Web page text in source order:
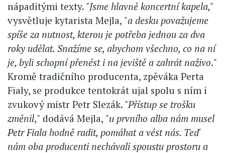
nápaditými texty. "Jsme hlavně koncertní kapela,"
vysvětluje kytarista Mejla, "a desku považujeme
spíše za nutnost, kterou je potřeba jednou za dva
roky udělat. Snažíme se, abychom všechno, co na ní
je, byli schopní přenést i na jeviště a zahrát naživo."
Kromě tradičního producenta, zpěváka Perta
Fialy, se produkce tentokrát ujal spolu s ním i
zvukový mistr Petr Slezák. "Přístup se trošku
změnil," dodává Mejla, "u prvního alba nám musel
Petr Fiala hodně radit, pomáhat a vést nás. Teď
nám oba producenti nechávali spoustu prostoru a